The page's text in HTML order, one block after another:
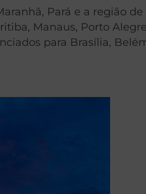
Pará e a região
Manaus, Porto
para Brasília,